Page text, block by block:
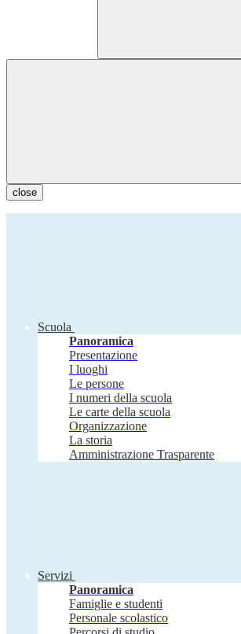
close
Scuola
Panoramica
Presentazione
I luoghi
Le persone
I numeri della scuola
Le carte della scuola
Organizzazione
La storia
Amministrazione Trasparente
Servizi
Panoramica
Famiglie e studenti
Personale scolastico